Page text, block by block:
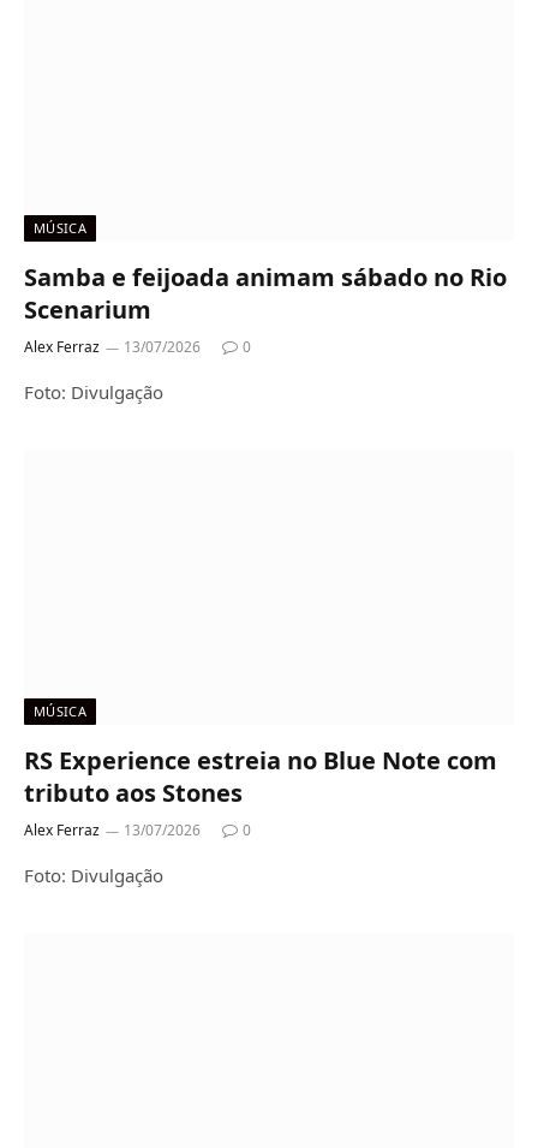
MÚSICA
Samba e feijoada animam sábado no Rio
Scenarium
Alex Ferraz 13/07/2026 0
Foto: Divulgação
MÚSICA
RS Experience estreia no Blue Note com
tributo aos Stones
Alex Ferraz 13/07/2026 0
Foto: Divulgação